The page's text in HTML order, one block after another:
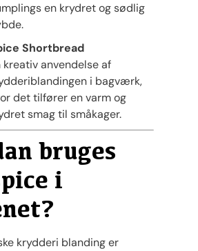
en krydret og sødlig
Shortbread
kreativ anvendelse af
i bagværk,
det tilfører en varm og
smag til småkager.
bruges
i
krydderi blanding er